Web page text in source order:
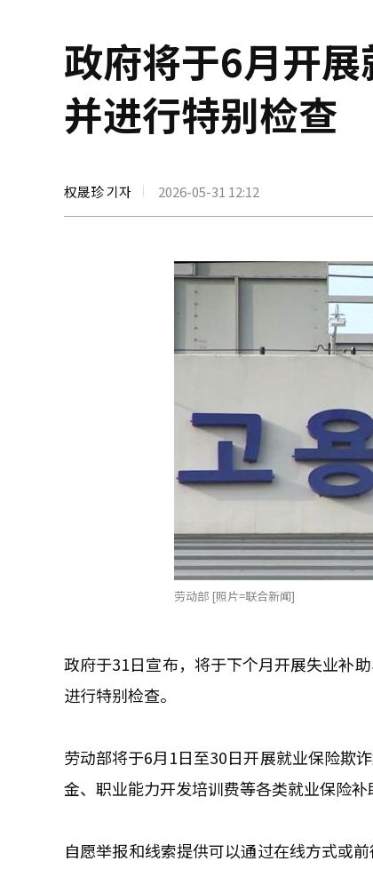
政府将于6月开展
并进行特别检查
权晟珍 기자 2026-05-31 12:12
劳动部 [照片=联合新闻]
政府于31日宣布，将于下个月开展失业补
进行特别检查。
劳动部将于6月1日至30日开展就业保险欺
金、职业能力开发培训费等各类就业保险补
自愿举报和线索提供可以通过在线方式或